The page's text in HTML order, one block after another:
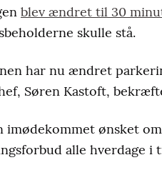
blev ændret til 30
skulle stå.
har nu ændret
Søren Kastoft,
imødekommet ønsket
alle hverdage i